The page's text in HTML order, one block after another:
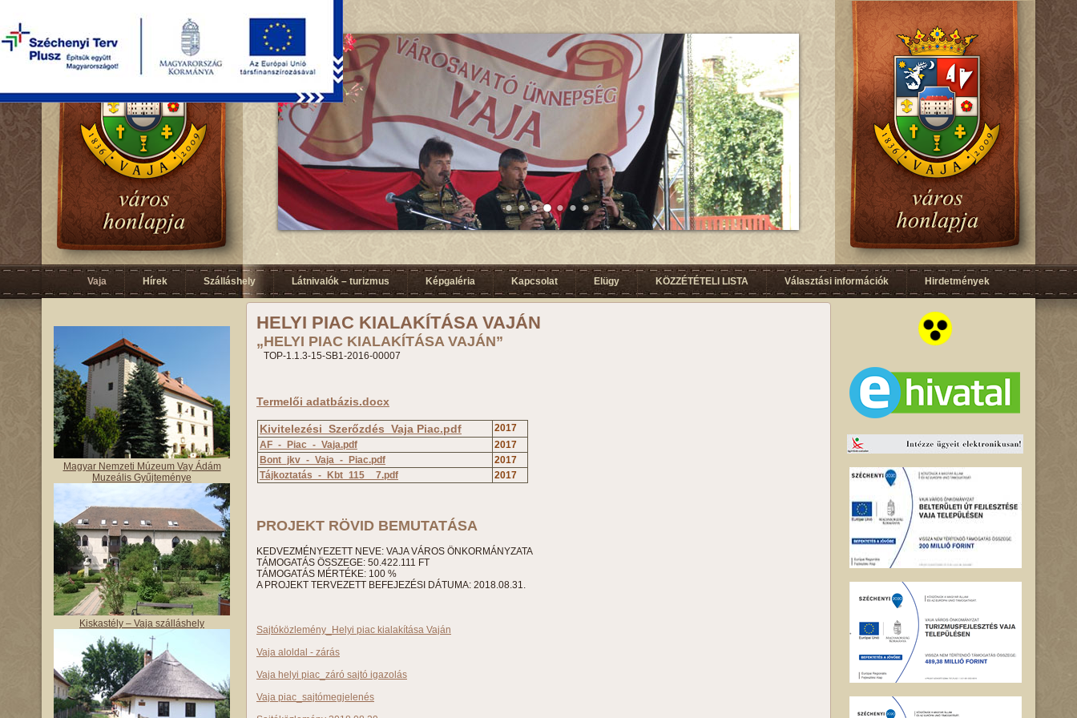
Vaja Hírek Szálláshely Látnivalók – turizmus Képgaléria Kapcsolat Elügy KÖZZÉTÉTELI LISTA Választási információk Hirdetmények
Magyar Nemzeti Múzeum Vay Ádám
Muzeális Gyűjteménye
Kiskastély – Vaja szálláshely
HELYI PIAC KIALAKÍTÁSA VAJÁN
„HELYI PIAC KIALAKÍTÁSA VAJÁN”
TOP-1.1.3-15-SB1-2016-00007
Termelői adatbázis.docx
Kivitelezési_Szerőzdés_Vaja Piac.pdf
2017
AF_-_Piac_-_Vaja.pdf
2017
Bont_jkv_-_Vaja_-_Piac.pdf
2017
Tájkoztatás_-_Kbt_115__7.pdf
2017
PROJEKT RÖVID BEMUTATÁSA
KEDVEZMÉNYEZETT NEVE: VAJA VÁROS ÖNKORMÁNYZATA
TÁMOGATÁS ÖSSZEGE: 50.422.111 FT
TÁMOGATÁS MÉRTÉKE: 100 %
A PROJEKT TERVEZETT BEFEJEZÉSI DÁTUMA: 2018.08.31.
Sajtóközlemény_Helyi piac kialakítása Vaján
Vaja aloldal - zárás
Vaja helyi piac_záró sajtó igazolás
Vaja piac_sajtómegjelenés